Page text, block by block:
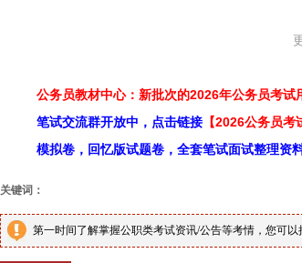
公务员教材中心：新批次的2026年公务员考试
笔试交流群开放中，点击链接 【2026公务员考
模拟卷，回忆版试题卷，全套笔试面试整理资
关键词：
第一时间了解掌握公职类考试资讯/公告等考情，您可以